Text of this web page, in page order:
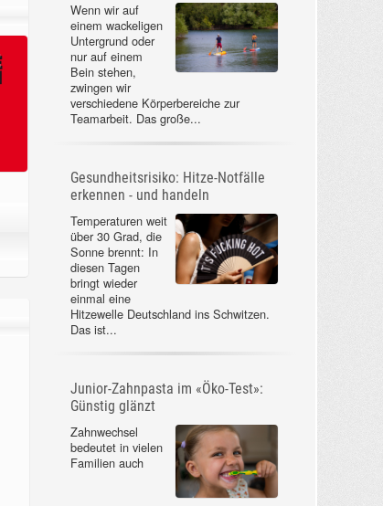
Wenn wir auf
einem wackeligen
Untergrund oder
nur auf einem
Bein stehen,
zwingen wir
verschiedene Körperbereiche zur
Teamarbeit. Das große...
Gesundheitsrisiko: Hitze-Notfälle
erkennen - und handeln
Temperaturen weit
über 30 Grad, die
Sonne brennt: In
diesen Tagen
bringt wieder
einmal eine
Hitzewelle Deutschland ins Schwitzen.
Das ist...
Junior-Zahnpasta im «Öko-Test»:
Günstig glänzt
Zahnwechsel
bedeutet in vielen
Familien auch